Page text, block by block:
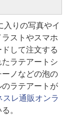
りの写真やイ
ストやスマホ
して注文する
ラテアートシ
ノなどの泡の
のラテアートが
スレ通販オンラ
。